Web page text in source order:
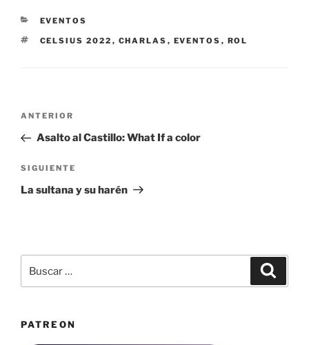
CATEGORÍAS
EVENTOS
ETIQUETAS
CELSIUS 2022 , CHARLAS , EVENTOS , ROL
Navegación
entradas
Entrada
anterior:
ANTERIOR
Asalto al Castillo: What If a color
Siguiente
entrada
SIGUIENTE
La sultana y su harén
por:
PATREON